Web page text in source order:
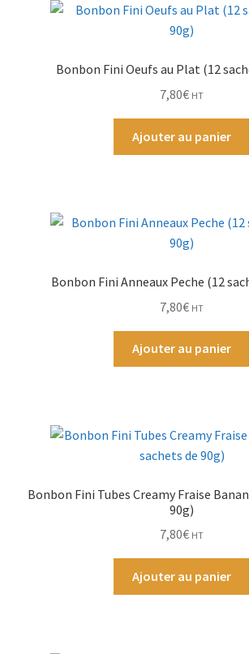
Bonbon Fini Oeufs au Plat (12
7,80€ HT
Ajouter au panier
Bonbon Fini Anneaux Peche (12
7,80€ HT
Ajouter au panier
Bonbon Fini Tubes Creamy Fraise
90g)
7,80€ HT
Ajouter au panier